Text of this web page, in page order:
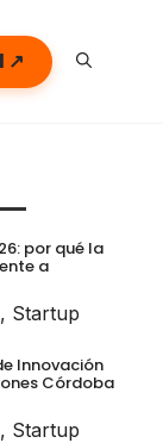
↗
por qué la
a
, Startup
Innovación
Córdoba
, Startup